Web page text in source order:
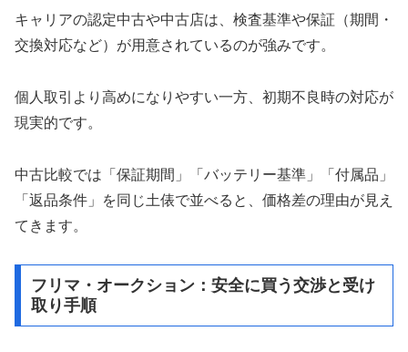
キャリアの認定中古や中古店は、検査基準や保証（期間・
交換対応など）が用意されているのが強みです。
個人取引より高めになりやすい一方、初期不良時の対応が
現実的です。
中古比較では「保証期間」「バッテリー基準」「付属品」
「返品条件」を同じ土俵で並べると、価格差の理由が見え
てきます。
フリマ・オークション：安全に買う交渉と受け
取り手順